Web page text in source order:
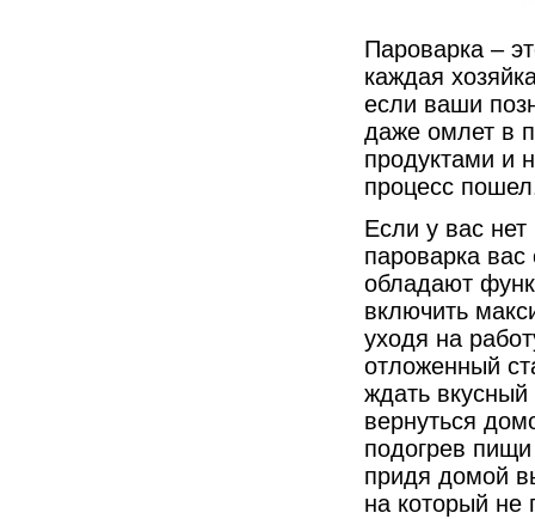
Пароварка –
каждая
если ваши
даже омлет в
продуктами и
процесс
Если у вас нет
пароварка
обладают
включить
уходя на
отложенный
ждать
вернуться
подогрев пищи
придя домой
на который не